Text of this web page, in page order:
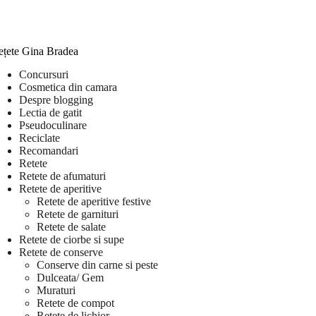
Gina Bradea
Concursuri
Cosmetica din camara
Despre blogging
Lectia de gatit
Pseudoculinare
Reciclate
Recomandari
Retete
Retete de afumaturi
Retete de aperitive
Retete de aperitive festive
Retete de garnituri
Retete de salate
Retete de ciorbe si supe
Retete de conserve
Conserve din carne si peste
Dulceata/ Gem
Muraturi
Retete de compot